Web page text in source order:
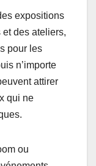
expositions
et des ateliers,
pour les
n’importe
attirer
qui ne
ou